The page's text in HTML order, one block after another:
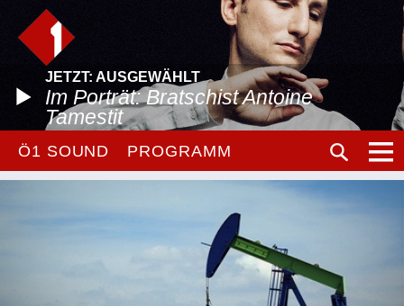
JETZT: AUSGEWÄHLT
Im Porträt: Bratschist Antoine
Tamestit
Ö1 SOUND PROGRAMM